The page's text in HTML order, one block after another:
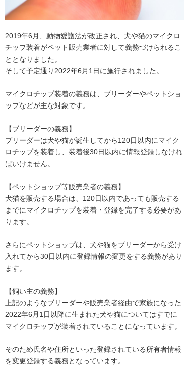
2019年6月、動物愛護法が改正され、犬や猫のマイクロ
チップ装着がペット販売業者に対して義務づけられるこ
ととなりました。
そして予定通り2022年6月1日に施行されました。
マイクロチップ装着の義務は、ブリーダーやペットショ
ップなどが主な対象です。
【ブリーダーの義務】
ブリーダーは犬や猫が誕生してから120日以内にマイク
ロチップを装着し、装着後30日以内に情報登録しなけれ
ばいけません。
【ペットショップ等販売業者の義務】
犬猫を販売する場合は、120日以内であっても販売する
までにマイクロチップを装着・登録を完了する必要があ
ります。
さらにペットショップは、犬や猫をブリーダーから受け
入れてから30日以内に登録情報の変更をする義務があり
ます。
【飼い主の義務】
上記のようなブリーダーや販売業者経由で家族になった
2022年6月1日以降に生まれた犬や猫についてはすでに
マイクロチップが装着されていることになっています。
そのため氏名や住所といった登録されている所有者情報
を変更登録する義務となっています。